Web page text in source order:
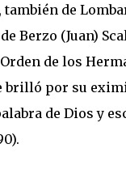
también de
Berzo (Juan)
de los
brilló por su
de Dios y